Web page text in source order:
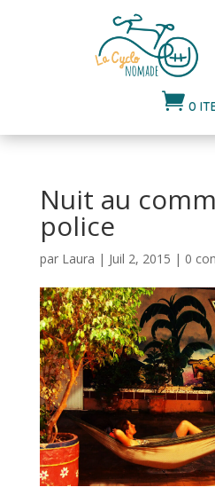
 0
Nuit au
police
par Laura | Juil 2, 2015 | 0